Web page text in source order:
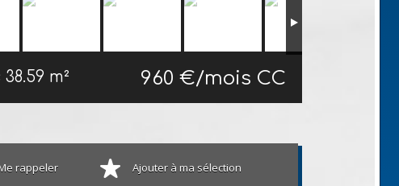
38.59 m² 960 €/mois CC
rappeler Ajouter à ma sélection